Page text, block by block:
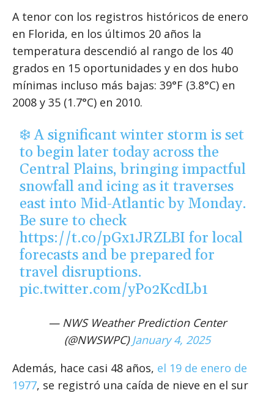
A tenor con los registros históricos de enero
en Florida, en los últimos 20 años la
temperatura descendió al rango de los 40
grados en 15 oportunidades y en dos hubo
mínimas incluso más bajas: 39°F (3.8°C) en
2008 y 35 (1.7°C) en 2010.
❄️ A significant winter storm is set
to begin later today across the
Central Plains, bringing impactful
snowfall and icing as it traverses
east into Mid-Atlantic by Monday.
Be sure to check
https://t.co/pGx1JRZLBI for local
forecasts and be prepared for
travel disruptions.
pic.twitter.com/yPo2KcdLb1
— NWS Weather Prediction Center
(@NWSWPC) January 4, 2025
Además, hace casi 48 años, el 19 de enero de
1977, se registró una caída de nieve en el sur